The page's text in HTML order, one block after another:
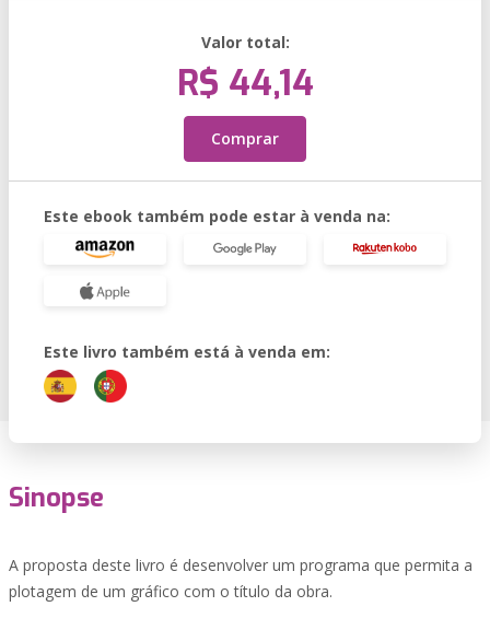
Valor total:
R$ 44,14
Comprar
Este ebook também pode estar à venda na:
Este livro também está à venda em:
Sinopse
A proposta deste livro é desenvolver um programa que permita a
plotagem de um gráfico com o título da obra.